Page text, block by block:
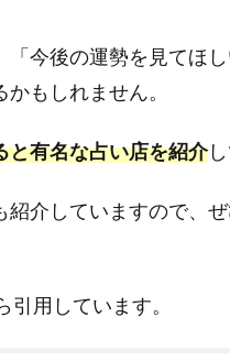
「今後の運勢を見てほ
もしれません。
と有名な占い店を紹介し
介していますので、
引用しています。